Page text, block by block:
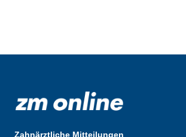
Zahnärztliche Mitteilungen